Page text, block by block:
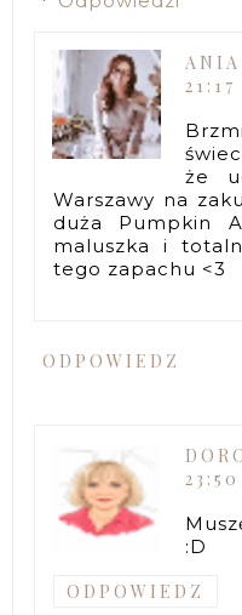
ANIA
21:17
że
Warszawy na
duża Pumpkin
maluszka i
tego zapachu <3
ODPOWIEDZ
23:50
:D
ODPOWIEDZ